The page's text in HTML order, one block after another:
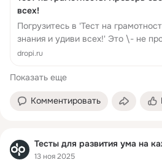
всех!
Погрузитесь в 'Тест на
знания и удиви всех!' Это \- не
dropi.ru
Показать еще
Комментировать
Тесты для развития ума на
13 ноя 2025